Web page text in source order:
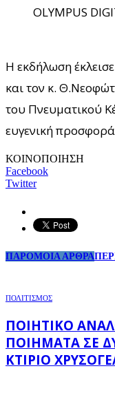
OLYMPUS
Η εκδήλωση
και τον κ.
του Πνευματικού
ευγενική
ΚΟΙΝΟΠΟΙΗΣΗ
Facebook
Twitter
ΠΑΡΟΜΟΙΑ ΑΡΘΡΑ
ΠΟΛΙΤΙΣΜΟΣ
ΠΟΙΗΤΙΚΌ
ΠΟΙΉΜΑΤΑ ΣΕ
ΚΤΊΡΙΟ